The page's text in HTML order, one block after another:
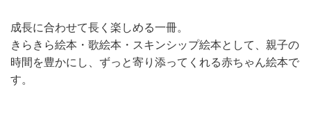
成長に合わせて長く楽しめる一冊。
きらきら絵本・歌絵本・スキンシップ絵本として、親子の
時間を豊かにし、ずっと寄り添ってくれる赤ちゃん絵本で
す。